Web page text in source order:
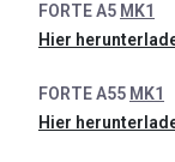
FORTE A5 MK1
Hier
FORTE A55 MK1
Hier